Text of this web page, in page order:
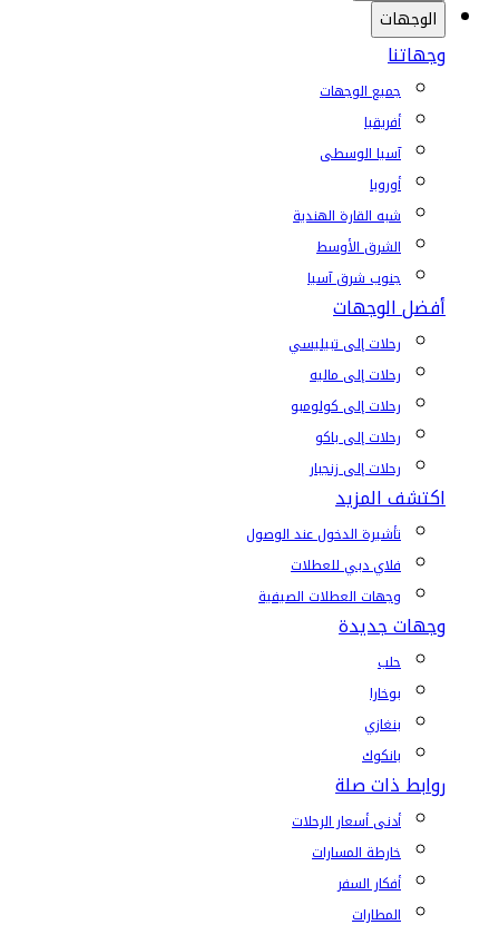
الوجهات
وجهاتنا
جميع الوجهات
أفريقيا
آسيا الوسطى
أوروبا
شبه القارة الهندية
الشرق الأوسط
جنوب شرق آسيا
أفضل الوجهات
رحلات إلى تبيليسي
رحلات إلى ماليه
رحلات إلى كولومبو
رحلات إلى باكو
رحلات إلى زنجبار
اكتشف المزيد
تأشيرة الدخول عند الوصول
فلاي دبي للعطلات
وجهات العطلات الصيفية
وجهات جديدة
حلب
بوخارا
بنغازي
بانكوك
روابط ذات صلة
أدنى أسعار الرحلات
خارطة المسارات
أفكار السفر
المطارات